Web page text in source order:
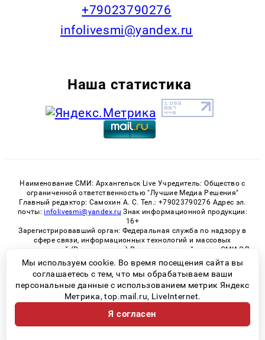
+79023790276
infolivesmi@yandex.ru
Наша статистика
Наименование СМИ: Архангельск Live Учредитель: Общество с
ограниченной ответственностью "Лучшие Медиа Решения"
Главный редактор: Самохин А. С. Тел.: +79023790276 Адрес эл.
почты: infolivesmi@yandex.ru Знак информационной продукции:
16+
Зарегистрировавший орган: Федеральная служба по надзору в
сфере связи, информационных технологий и массовых
коммуникаций (Роскомнадзор) Регистрационный номер СМИ ЭЛ
№ ФС 77 - 82533 от 21.01.2022
© 2026 «Архангельск Live» | Все права защищены
Возрастная категория сайта 16+
Политика конфиденциальности
Мы используем cookie. Во время посещения сайта вы
соглашаетесь с тем, что мы обрабатываем ваши
персональные данные с использованием метрик Яндекс
Метрика, top.mail.ru, LiveInternet.
Я согласен